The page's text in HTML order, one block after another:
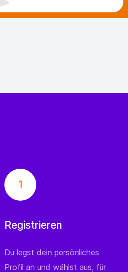
1
Registrieren
Du legst dein persönliches
Profil an und wählst aus, für